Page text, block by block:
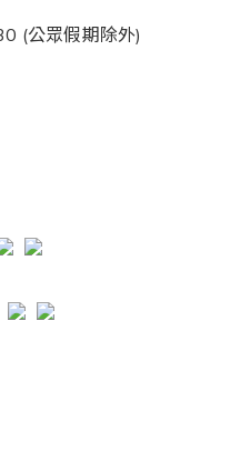
(公眾假期除外)